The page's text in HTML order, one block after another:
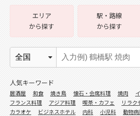
エリア
から探す
駅・路線
から探す
人気キーワード
居酒屋 和食 焼き鳥 懐石・会席料理 焼肉
フランス料理
アジア料理 喫茶・カフェ リラク
カラオケ
ビジネスホテル 内科 小児科 動物